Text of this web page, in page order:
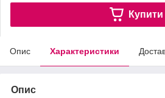
Купити
Опис Характеристики
Опис